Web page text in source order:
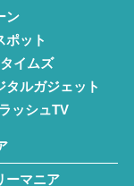
ン
ポット
イムズ
タルガジェット
ッシュTV
ーマニア